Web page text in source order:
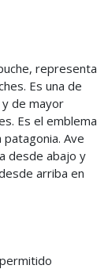
representa
Es una de
de mayor
Es el emblema
Ave
desde abajo y
arriba en